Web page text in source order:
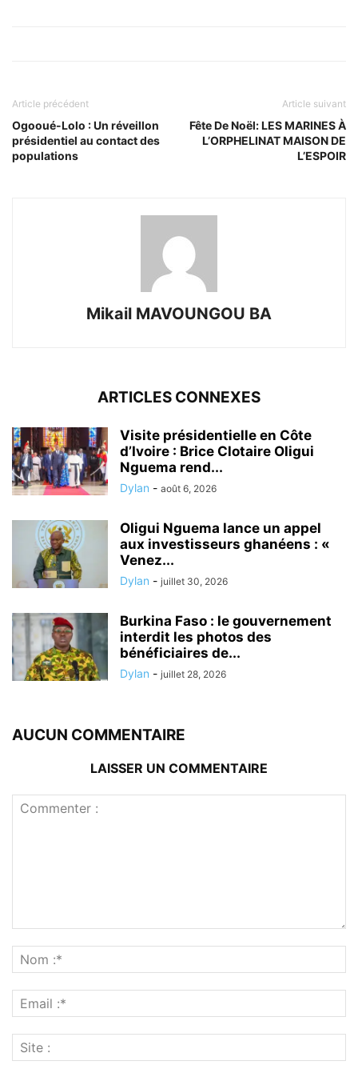
Article précédent
Ogooué-Lolo : Un réveillon
présidentiel au contact des
populations
Article suivant
Fête De Noël: LES MARINES À
L’ORPHELINAT MAISON DE
L’ESPOIR
Mikail MAVOUNGOU BA
ARTICLES CONNEXES
Visite présidentielle en Côte
d’Ivoire : Brice Clotaire Oligui
Nguema rend...
Dylan - août 6, 2026
Oligui Nguema lance un appel
aux investisseurs ghanéens : «
Venez...
Dylan - juillet 30, 2026
Burkina Faso : le gouvernement
interdit les photos des
bénéficiaires de...
Dylan - juillet 28, 2026
AUCUN COMMENTAIRE
LAISSER UN COMMENTAIRE